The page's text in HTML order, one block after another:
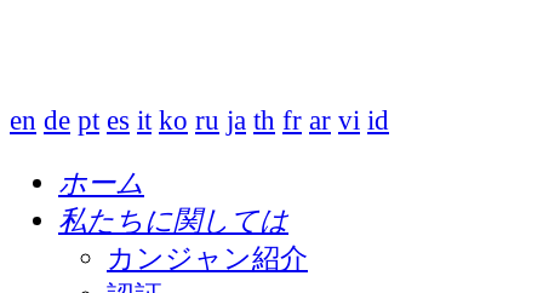
en de pt es it ko ru ja th fr ar vi id
ホーム
私たちに関しては
カンジャン紹介